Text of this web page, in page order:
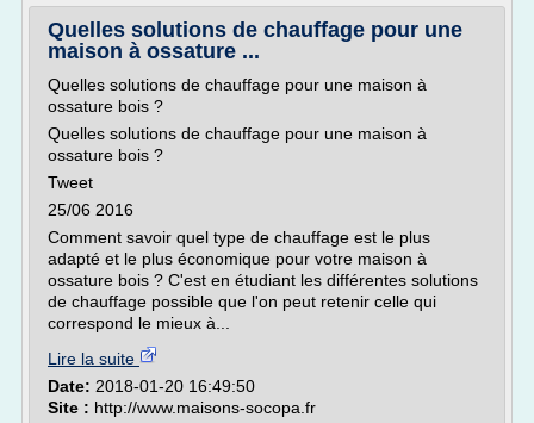
Quelles solutions de chauffage pour une
maison à ossature ...
Quelles solutions de chauffage pour une maison à
ossature bois ?
Quelles solutions de chauffage pour une maison à
ossature bois ?
Tweet
25/06 2016
Comment savoir quel type de chauffage est le plus
adapté et le plus économique pour votre maison à
ossature bois ? C'est en étudiant les différentes solutions
de chauffage possible que l'on peut retenir celle qui
correspond le mieux à...
Lire la suite
Date: 2018-01-20 16:49:50
Site : http://www.maisons-socopa.fr